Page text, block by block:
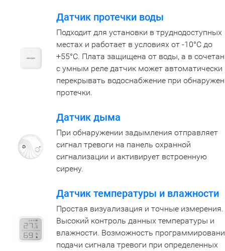
Датчик протечки воды
Подходит для установки в труднодоступных
местах и работает в условиях от -10°C до
+55°C. Плата защищена от воды, а в
с умным реле датчик может автоматически
перекрывать водоснабжение при
протечки.
Датчик дыма
При обнаружении задымления отправляет
сигнал тревоги на панель охранной
сигнализации и активирует встроенную
сирену.
Датчик температуры и влажности
Простая визуализация и точные измерения.
Высокий контроль данных температуры и
влажности. Возможность
подачи сигнала тревоги при определенных